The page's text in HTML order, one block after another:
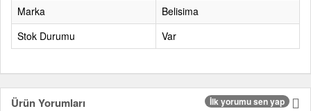
Marka
Belisima
Stok Durumu
Var
Ürün Yorumları İlk yorumu sen yap